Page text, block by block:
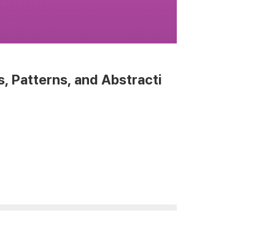
Patterns, and Abstracti